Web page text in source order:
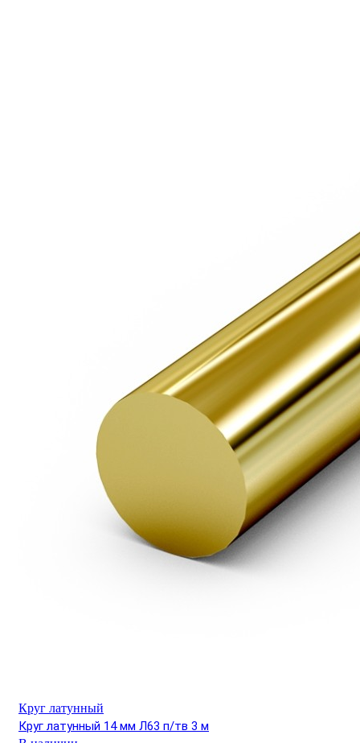
Круг латунный
Круг латунный 14 мм Л63 п/тв 3 м